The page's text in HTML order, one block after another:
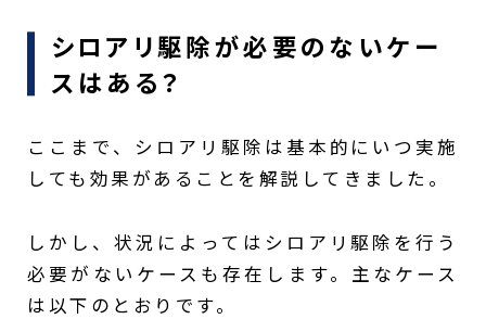
シロアリ駆除が必要のないケー
スはある？
ここまで、シロアリ駆除は基本的にいつ実施
しても効果があることを解説してきました。
しかし、状況によってはシロアリ駆除を行う
必要がないケースも存在します。主なケース
は以下のとおりです。